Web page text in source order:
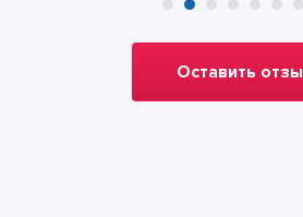
Оставить